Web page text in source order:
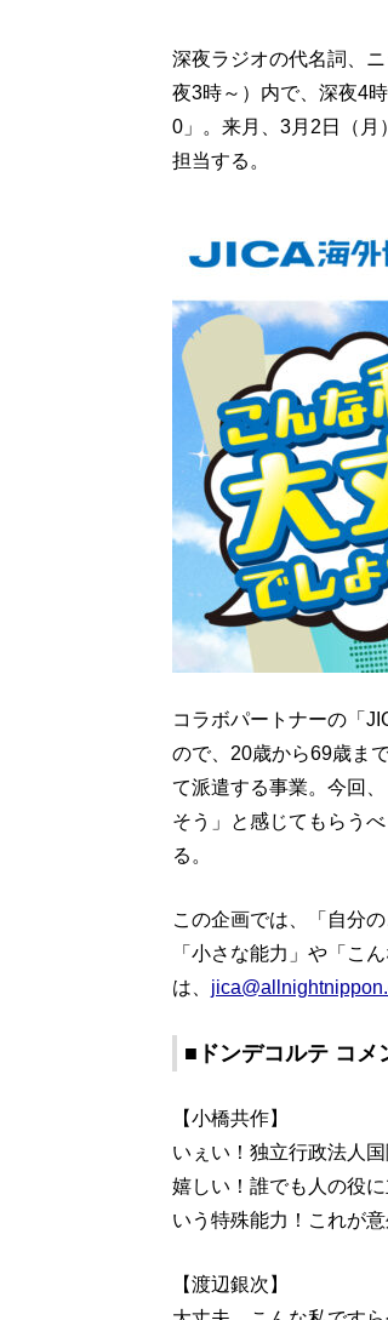
深夜ラジオの代名詞、
夜3時～）内で、深夜4
0」。来月、3月2日（月
担当する。
コラボパートナーの「
ので、20歳から69歳ま
て派遣する事業。今回
そう」と感じてもらう
る。
この企画では、「自分
「小さな能力」や「こ
は、
■ドンデコルテ コメ
【小橋共作】
いぇい！独立行政法人
嬉しい！誰でも人の役
いう特殊能力！これが
【渡辺銀次】